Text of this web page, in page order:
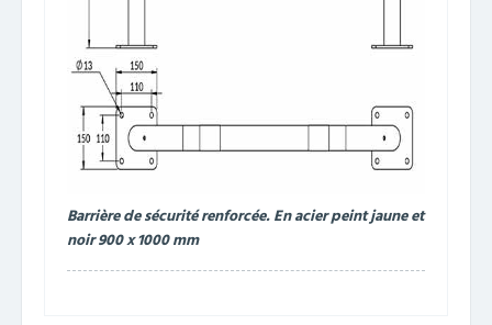
Barrière de sécurité renforcée. En acier peint jaune et
noir 900 x 1000 mm